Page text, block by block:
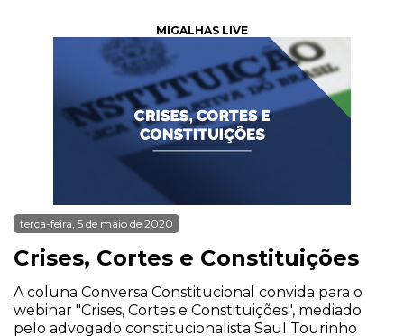
MIGALHAS LIVE
terça-feira, 5 de maio de 2020
Crises, Cortes e Constituições
A coluna Conversa Constitucional convida para o
webinar "Crises, Cortes e Constituições", mediado
pelo advogado constitucionalista Saul Tourinho